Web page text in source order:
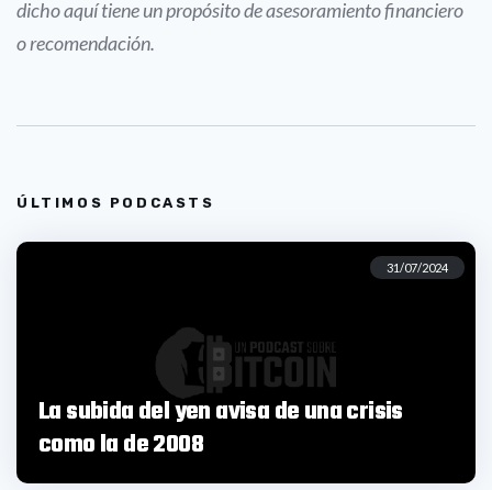
dicho aquí tiene un propósito de asesoramiento financiero
o recomendación.
ÚLTIMOS PODCASTS
31/07/2024
La subida del yen avisa de una crisis
como la de 2008